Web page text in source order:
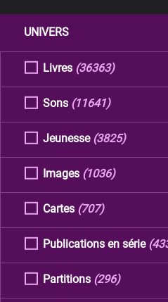
UNIVERS
Livres (36363)
Sons (11641)
Jeunesse (3825)
Images (1036)
Cartes (707)
Publications en série
Partitions (296)